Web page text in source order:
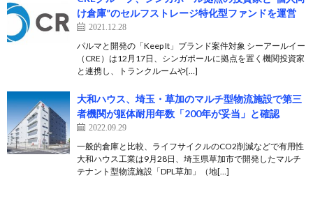
け倉庫”のセルフストレージ特化型ファンドを運営
2021.12.28
パルマと開発の「Keep It」ブランド案件対象 シーアールイー
（CRE）は12月17日、シンガポールに拠点を置く機関投資家
と連携し、トランクルームや[…]
大和ハウス、埼玉・草加のマルチ型物流施設で第三
者機関が躯体耐用年数「200年が妥当」と確認
2022.09.29
一般的倉庫と比較、ライフサイクルのCO2削減などで有用性
大和ハウス工業は9月28日、埼玉県草加市で開発したマルチ
テナント型物流施設「DPL草加」（地[…]